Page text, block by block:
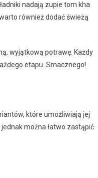
nadają zupie tom kha
również dodać świeżą
wyjątkową potrawę. Każdy
etapu. Smacznego!
które umożliwiają jej
można łatwo zastąpić